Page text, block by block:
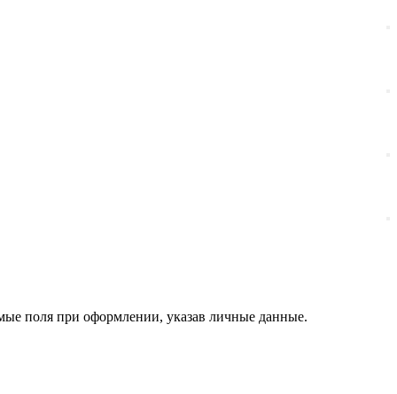
поля при оформлении, указав личные данные.